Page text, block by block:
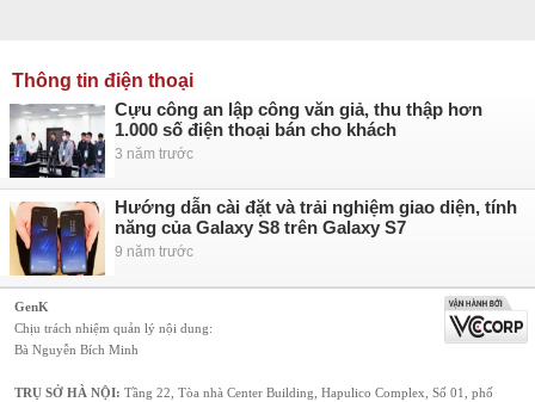
Thông tin điện thoại
Cựu công an lập công văn giả, thu thập hơn
1.000 số điện thoại bán cho khách
3 năm trước
Hướng dẫn cài đặt và trải nghiệm giao diện, tính
năng của Galaxy S8 trên Galaxy S7
9 năm trước
GenK
Chịu trách nhiệm quản lý nội dung:
Bà Nguyễn Bích Minh
TRỤ SỞ HÀ NỘI: Tầng 22, Tòa nhà Center Building, Hapulico Complex, Số 01, phố